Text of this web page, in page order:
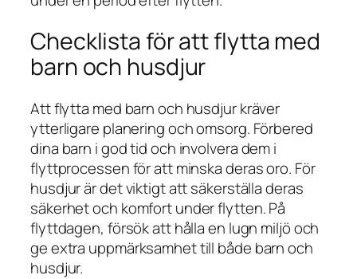
Checklista för att flytta med
barn och husdjur
Att flytta med barn och husdjur kräver
ytterligare planering och omsorg. Förbered
dina barn i god tid och involvera dem i
flyttprocessen för att minska deras oro. För
husdjur är det viktigt att säkerställa deras
säkerhet och komfort under flytten. På
flyttdagen, försök att hålla en lugn miljö och
ge extra uppmärksamhet till både barn och
husdjur.